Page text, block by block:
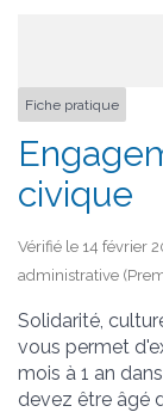
Fiche pratique
civique
Vérifié le 14 février
administrative
Solidarité,
vous permet
mois à 1 an
devez être âgé